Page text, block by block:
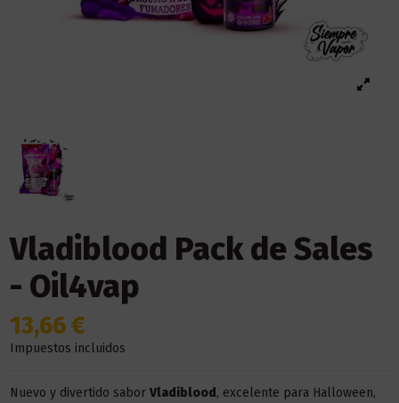
Vladiblood Pack de Sales
- Oil4vap
13,66 €
Impuestos incluidos
Nuevo y divertido sabor Vladiblood , excelente para Halloween,